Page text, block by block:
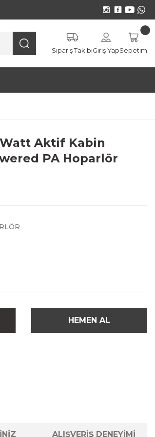
Sipariş TakibiGiriş YapSepetim
Watt Aktif Kabin
PA Hoparlör
HEMEN AL
ALIŞVERİŞ DENEYİMİ